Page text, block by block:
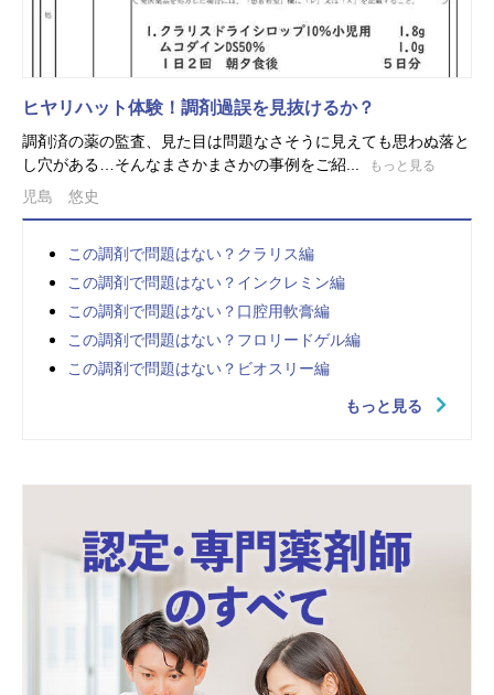
ヒヤリハット体験！調剤過誤を見抜けるか？
調剤済の薬の監査、見た目は問題なさそうに見えても思わぬ落と
し穴がある…そんなまさかまさかの事例をご紹...
もっと見る
児島 悠史
この調剤で問題はない？クラリス編
この調剤で問題はない？インクレミン編
この調剤で問題はない？口腔用軟膏編
この調剤で問題はない？フロリードゲル編
この調剤で問題はない？ビオスリー編
もっと見る